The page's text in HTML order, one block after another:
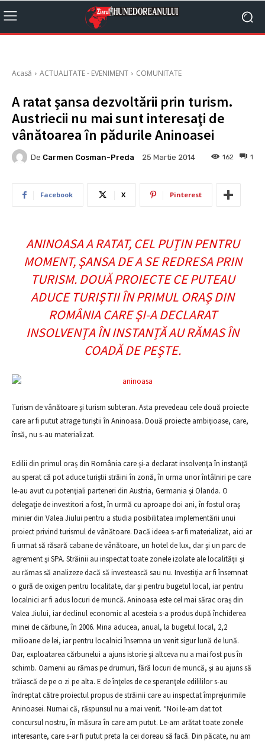
Acasă ACTUALITATE - EVENIMENT COMUNITATE
A ratat şansa dezvoltării prin turism.
Austriecii nu mai sunt interesaţi de
vânătoarea în pădurile Aninoasei
De Carmen Cosman-Preda 25 Martie 2014 1
162
Facebook X Pinterest
ANINOASA A RATAT, CEL PUŢIN PENTRU
MOMENT, ŞANSA DE A SE REDRESA PRIN
TURISM. DOUĂ PROIECTE CE PUTEAU
ADUCE TURIŞTII ÎN PRIMUL ORAŞ DIN
ROMÂNIA CARE ŞI-A DECLARAT
INSOLVENŢA ÎN INSTANŢĂ AU RĂMAS ÎN
COADĂ DE PEŞTE.
Turism de vânătoare şi turism subteran. Asta prevedeau cele două proiecte
care ar fi putut atrage turiştii în Aninoasa. Două proiecte ambiţioase, care,
însă, nu s-au materializat.
Edilii din primul oraş din România care şi-a declarat insolvenţa în instanţă
au sperat că pot aduce turiştii străini în zonă, în urma unor întâlniri pe care
le-au avut cu potenţiali parteneri din Austria, Germania şi Olanda. O
delegaţie de investitori a fost, în urmă cu aproape doi ani, în fostul oraş
minier din Valea Jiului pentru a studia posibilitatea implementării unui
proiect privind turismul de vânătoare. Dacă ideea s-ar fi materializat, aici ar
fi urmat să răsară cabane de vânătoare, un hotel de lux, dar şi un parc de
agrement şi SPA. Străinii au inspectat toate zonele izolate ale localităţii şi
au rămas să analizeze dacă să investească sau nu. Investiţia ar fi însemnat
o gură de oxigen pentru localitate, dar şi pentru bugetul local, iar pentru
localnici ar fi adus locuri de muncă. Aninoasa este cel mai sărac oraş din
Valea Jiului, iar declinul economic al acesteia s-a produs după închiderea
minei de cărbune, în 2006. Mina aducea, anual, la bugetul local, 2,2
milioane de lei, iar pentru localnici însemna un venit sigur lună de lună.
Dar, exploatarea cărbunelui a ajuns istorie şi altceva nu a mai fost pus în
schimb. Oamenii au rămas pe drumuri, fără locuri de muncă, şi au ajuns să
trăiască de pe o zi pe alta. E de înţeles de ce speranţele edilililor s-au
îndreptat către proiectul propus de străinii care au inspectat împrejurimile
Aninoasei. Numai că, răspunsul nu a mai venit. “Noi le-am dat tot
concursul nostru, în măsura în care am putut. Le-am arătat toate zonele
interesante, care s-ar fi putut preta la cei doreau să facă. Din păcate, nu am